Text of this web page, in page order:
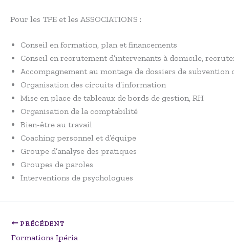
Pour les TPE et les ASSOCIATIONS :
Conseil en formation, plan et financements
Conseil en recrutement d’intervenants à domicile,
Accompagnement au montage de dossiers de subvention
Organisation des circuits d’information
Mise en place de tableaux de bords de gestion, RH
Organisation de la comptabilité
Bien-être au travail
Coaching personnel et d’équipe
Groupe d’analyse des pratiques
Groupes de paroles
Interventions de psychologues
PRÉCÉDENT
Formations Ipéria